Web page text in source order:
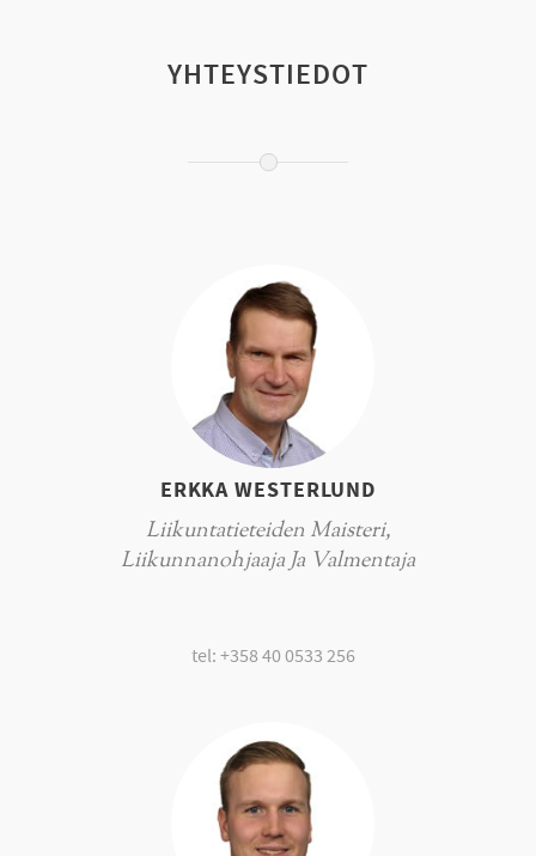
YHTEYSTIEDOT
ERKKA WESTERLUND
Liikuntatieteiden Maisteri,
Liikunnanohjaaja Ja Valmentaja
tel: +358 40 0533 256